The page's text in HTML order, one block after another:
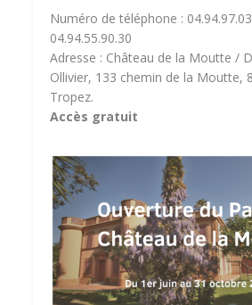
Numéro de téléphone :
04.94.55.90.30
Adresse : Château de la Moutte /
Ollivier, 133 chemin de la Moutte,
Tropez.
Accès gratuit